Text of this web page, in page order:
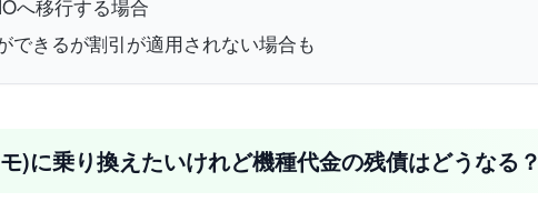
へ移行する場合
できるが割引が適用されない場合も
)に乗り換えたいけれど機種代金の残債はどうなる？